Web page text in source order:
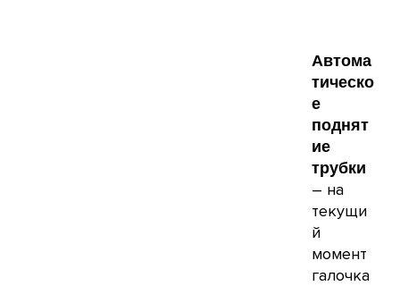
Автома
тическо
е
поднят
ие
трубки
– на
текущи
й
момент
галочка